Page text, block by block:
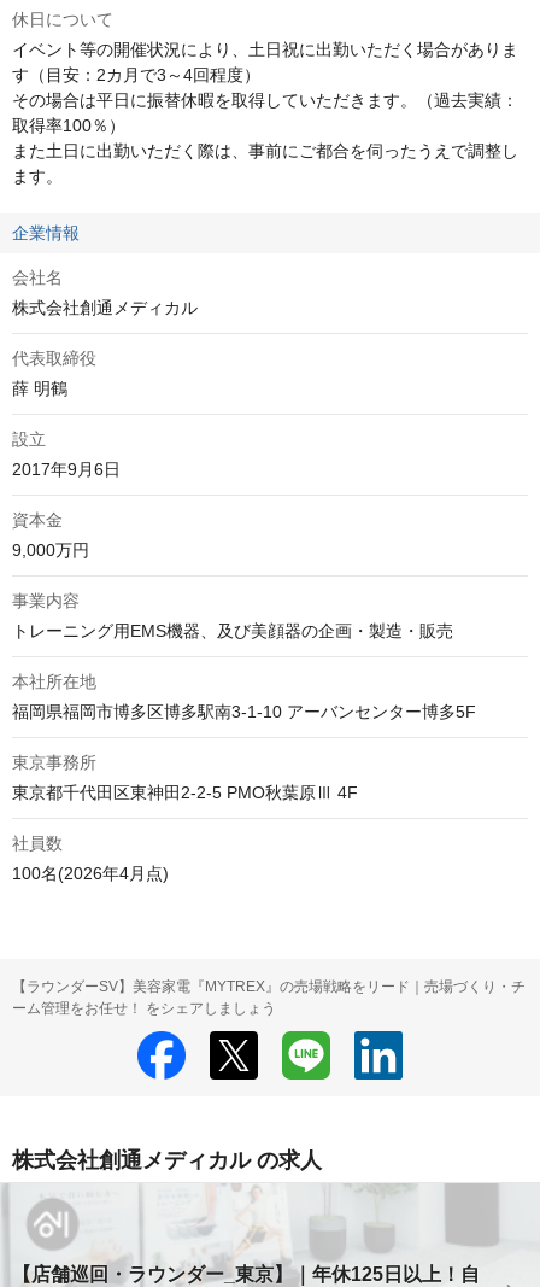
休日について
イベント等の開催状況により、土日祝に出勤いただく場合がありま
す（目安：2カ月で3～4回程度）
その場合は平日に振替休暇を取得していただきます。（過去実績：
取得率100％）
また土日に出勤いただく際は、事前にご都合を伺ったうえで調整し
ます。
企業情報
会社名
株式会社創通メディカル
代表取締役
薛 明鶴
設立
2017年9月6日
資本金
9,000万円
事業内容
トレーニング用EMS機器、及び美顔器の企画・製造・販売
本社所在地
福岡県福岡市博多区博多駅南3-1-10 アーバンセンター博多5F
東京事務所
東京都千代田区東神田2-2-5 PMO秋葉原Ⅲ 4F
社員数
100名(2026年4月点)
【ラウンダーSV】美容家電『MYTREX』の売場戦略をリード｜売場づくり・チ
ーム管理をお任せ！ をシェアしましょう
株式会社創通メディカル の求人
【店舗巡回・ラウンダー_東京】｜年休125日以上！自